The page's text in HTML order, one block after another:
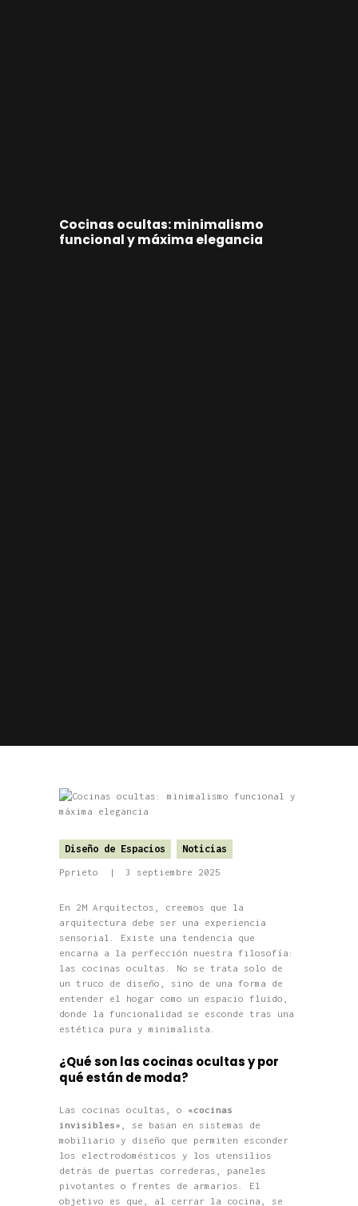
Cocinas ocultas: minimalismo
funcional y máxima elegancia
Diseño de Espacios Noticias
Pprieto 3 septiembre 2025
En 2M Arquitectos, creemos que la
arquitectura debe ser una experiencia
sensorial. Existe una tendencia que
encarna a la perfección nuestra filosofía:
las cocinas ocultas. No se trata solo de
un truco de diseño, sino de una forma de
entender el hogar como un espacio fluido,
donde la funcionalidad se esconde tras una
estética pura y minimalista.
¿Qué son las cocinas ocultas y por
qué están de moda?
Las cocinas ocultas, o «cocinas
invisibles» , se basan en sistemas de
mobiliario y diseño que permiten esconder
los electrodomésticos y los utensilios
detrás de puertas correderas, paneles
pivotantes o frentes de armarios. El
objetivo es que, al cerrar la cocina, se